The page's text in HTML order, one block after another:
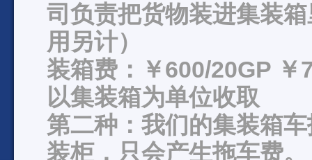
司负责把货物装进集装
用另计）
装箱费：￥600/20GP
以集装箱为单位收取
第二种：我们的集装箱
装柜，只会产生拖车费。